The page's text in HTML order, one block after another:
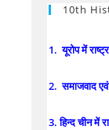
10th
1. यूरोप में
2. समाजवाद एवं
3. हिन्द चीन में